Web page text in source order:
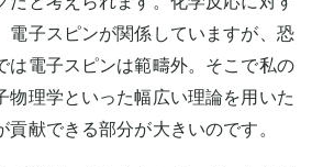
電子スピンが関係していますが、恐
は電子スピンは範疇外。そこで私の
物理学といった幅広い理論を用いた
献できる部分が大きいのです。